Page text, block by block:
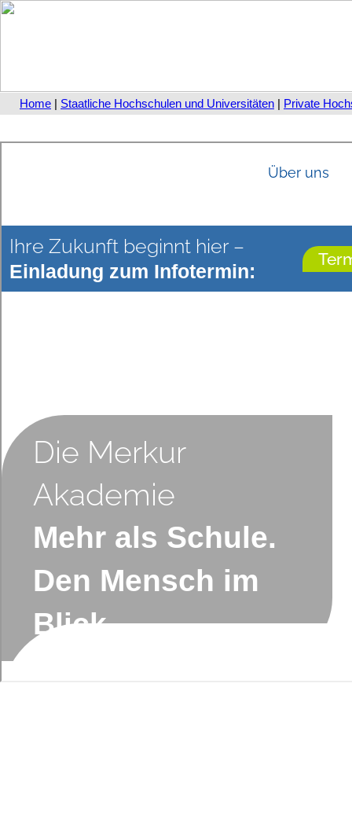
Home | Staatliche Hochschulen und Universitäten | Private